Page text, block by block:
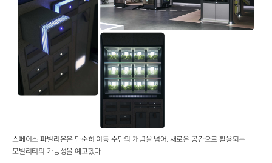
스페이스 파빌리온은 단순히 이동 수단의 개념을 넘어, 새로운 공간으로 활용되는
모빌리티의 가능성을 예고했다